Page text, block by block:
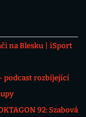
na Blesku
iSport
podcast rozbíjející
92: Szabová